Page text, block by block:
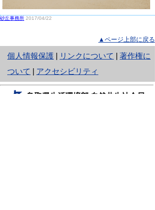
砂丘事務所 2017/04/22
▲ページ上部に戻る
個人情報保護
と
り
ネ
リンクについて
著作権に
ついて
アクセシビリティ
鳥取県生活環境部 自然共生社会局